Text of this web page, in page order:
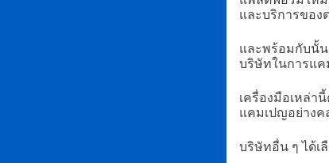
และบริการของ
และพร้อมกับนั้น
บริษัทในการแค
เครื่องมือเหล่า
แคมเปญอย่างค
บริษัทอื่น ๆ ได้เ